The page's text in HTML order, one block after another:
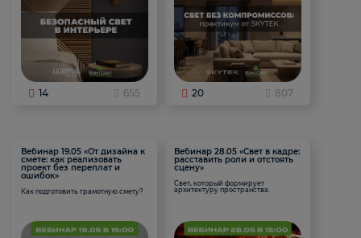
14 655 20 807
Вебинар 19.05 «От дизайна к
смете: как реализовать
проект без переплат и
ошибок»
Как подготовить грамотную смету?
Вебинар 28.05 «Свет в кадре:
расставить роли и отстоять
сцену»
Свет, который формирует
архитектуру пространства.